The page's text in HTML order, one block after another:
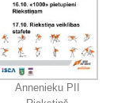
Annenieku PII